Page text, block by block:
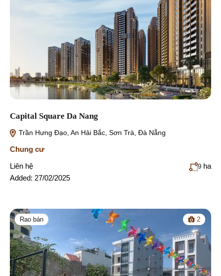
Capital Square Da Nang
Trần Hưng Đạo, An Hải Bắc, Sơn Trà, Đà Nẵng
Chung cư
Liên hệ
9 ha
Added: 27/02/2025
Rao bán 2